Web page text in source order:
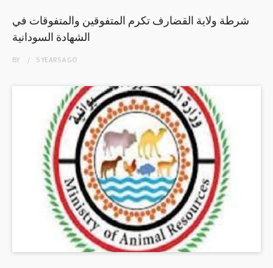
شرطة ولاية القضارف تكرم المتفوقين والمتفوقات في
الشهادة السودانية
BY 5 YEARSAGO